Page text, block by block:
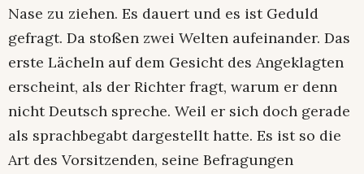
Nase zu ziehen. Es dauert und es ist Geduld
gefragt. Da stoßen zwei Welten aufeinander. Das
erste Lächeln auf dem Gesicht des Angeklagten
erscheint, als der Richter fragt, warum er denn
nicht Deutsch spreche. Weil er sich doch gerade
als sprachbegabt dargestellt hatte. Es ist so die
Art des Vorsitzenden, seine Befragungen